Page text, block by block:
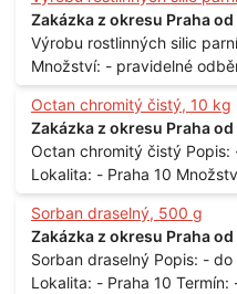
Zakázka z okresu Praha od
Výrobu rostlinných silic parní destilací
Množství: - pravidelné
až 1 l
Octan chromitý čistý, 10 kg
Zakázka z okresu Praha od
Octan chromitý čistý Popis: - sůl karboxylové kyseliny
Lokalita: - Praha
Sorban draselný, 500 g
Zakázka z okresu Praha od
Sorban draselný Popis: - do moštu Množství: - 500 kg